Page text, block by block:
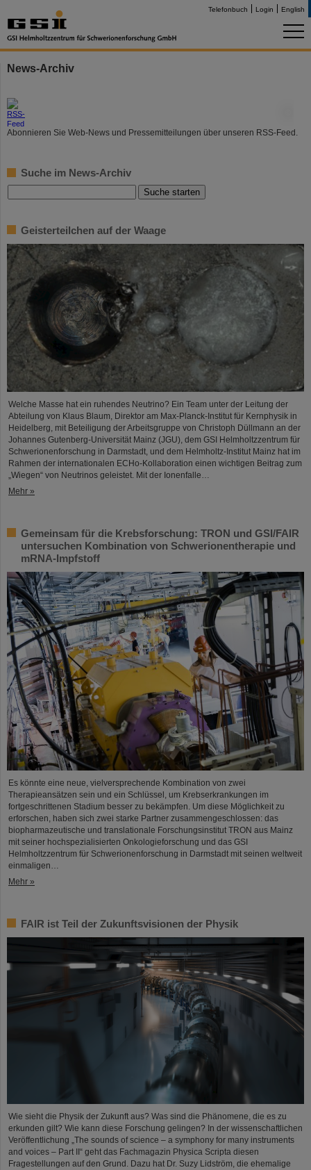
Telefonbuch Login English
News-Archiv
Abonnieren Sie Web-News und Pressemitteilungen über unseren RSS-Feed.
Suche im News-Archiv
Geisterteilchen auf der Waage
Welche Masse hat ein ruhendes Neutrino? Ein Team unter der Leitung der
Abteilung von Klaus Blaum, Direktor am Max-Planck-Institut für Kernphysik in
Heidelberg, mit Beteiligung der Arbeitsgruppe von Christoph Düllmann an der
Johannes Gutenberg-Universität Mainz (JGU), dem GSI Helmholtzzentrum für
Schwerionenforschung in Darmstadt, und dem Helmholtz-Institut Mainz hat im
Rahmen der internationalen ECHo-Kollaboration einen wichtigen Beitrag zum
„Wiegen“ von Neutrinos geleistet. Mit der Ionenfalle…
Mehr »
Gemeinsam für die Krebsforschung: TRON und GSI/FAIR
untersuchen Kombination von Schwerionentherapie und
mRNA-Impfstoff
Es könnte eine neue, vielversprechende Kombination von zwei
Therapieansätzen sein und ein Schlüssel, um Krebserkrankungen im
fortgeschrittenen Stadium besser zu bekämpfen. Um diese Möglichkeit zu
erforschen, haben sich zwei starke Partner zusammengeschlossen: das
biopharmazeutische und translationale Forschungsinstitut TRON aus Mainz
mit seiner hochspezialisierten Onkologieforschung und das GSI
Helmholtzzentrum für Schwerionenforschung in Darmstadt mit seinen weltweit
einmaligen…
Mehr »
FAIR ist Teil der Zukunftsvisionen der Physik
Wie sieht die Physik der Zukunft aus? Was sind die Phänomene, die es zu
erkunden gilt? Wie kann diese Forschung gelingen? In der wissenschaftlichen
Veröffentlichung „The sounds of science – a symphony for many instruments
and voices – Part II“ geht das Fachmagazin Physica Scripta diesen
Fragestellungen auf den Grund. Dazu hat Dr. Suzy Lidström, die ehemalige